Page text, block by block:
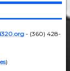
- (360) 428-
es)